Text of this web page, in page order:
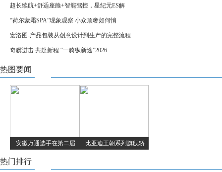
超长续航+舒适座舱+智能驾控，星纪元ES解
“荷尔蒙霜SPA”现象观察 小众顶奢如何悄
宏洛图-产品包装从创意设计到生产的完整流程
奇骥进击 共赴新程 “一骑纵新途”2026
热图要闻
安徽万通选手在第二届 比亚迪王朝系列旗舰轿
热门排行